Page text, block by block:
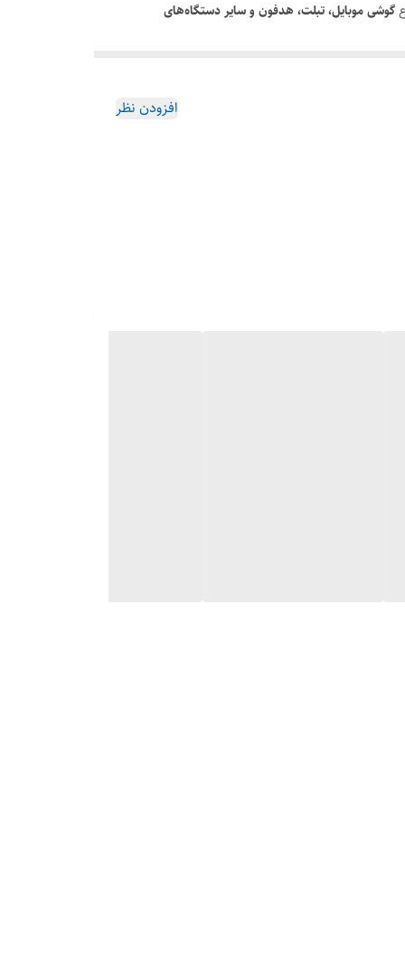
گوشی موبایل، تبلت، هدفون و سایر دستگاه‌های
افزودن نظر